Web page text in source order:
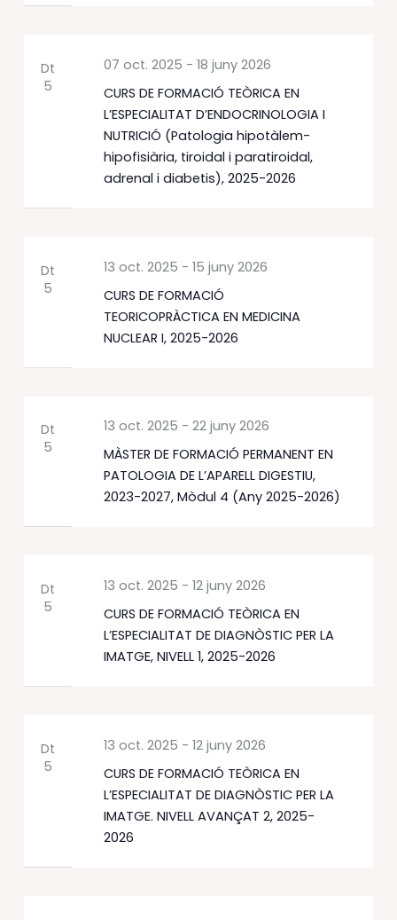
Dt
5
CURS DE FORMACIÓ TEÒRICA EN
L’ESPECIALITAT D’ENDOCRINOLOGIA I
NUTRICIÓ (Patologia hipotàlem-
hipofisiària, tiroidal i paratiroidal,
adrenal i diabetis), 2025-2026
07 oct. 2025 - 18 juny 2026
Dt
5
CURS DE FORMACIÓ
TEORICOPRÀCTICA EN MEDICINA
NUCLEAR I, 2025-2026
13 oct. 2025 - 15 juny 2026
Dt
5
MÀSTER DE FORMACIÓ PERMANENT EN
PATOLOGIA DE L’APARELL DIGESTIU,
2023-2027, Mòdul 4 (Any 2025-2026)
13 oct. 2025 - 22 juny 2026
Dt
5
CURS DE FORMACIÓ TEÒRICA EN
L’ESPECIALITAT DE DIAGNÒSTIC PER LA
IMATGE, NIVELL 1, 2025-2026
13 oct. 2025 - 12 juny 2026
Dt
5
CURS DE FORMACIÓ TEÒRICA EN
L’ESPECIALITAT DE DIAGNÒSTIC PER LA
IMATGE. NIVELL AVANÇAT 2, 2025-
2026
13 oct. 2025 - 12 juny 2026